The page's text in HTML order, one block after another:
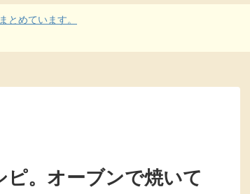
とめています。
。オーブンで焼いて